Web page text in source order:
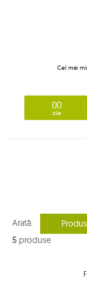
Cel mai
00
zile
Arată:
5produse